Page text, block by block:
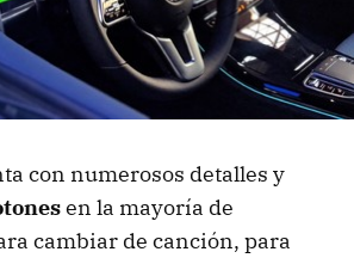
con numerosos detalles y
en la mayoría de
cambiar de canción, para